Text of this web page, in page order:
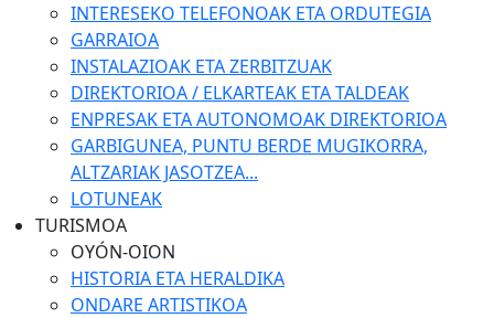
INTERESEKO TELEFONOAK ETA ORDUTEGIA
GARRAIOA
INSTALAZIOAK ETA ZERBITZUAK
DIREKTORIOA / ELKARTEAK ETA TALDEAK
ENPRESAK ETA AUTONOMOAK DIREKTORIOA
GARBIGUNEA, PUNTU BERDE MUGIKORRA,
ALTZARIAK JASOTZEA...
LOTUNEAK
TURISMOA
OYÓN-OION
HISTORIA ETA HERALDIKA
ONDARE ARTISTIKOA